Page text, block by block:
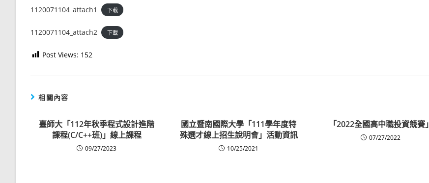
1120071104_attach1 下載
1120071104_attach2 下載
Post Views: 152
相關內容
臺師大「112年秋季程式設計進階
課程(C/C++班)」線上課程
09/27/2023
國立暨南國際大學「111學年度特
殊選才線上招生說明會」活動資訊
10/25/2021
「2022全國高中職投資競賽」
07/27/2022